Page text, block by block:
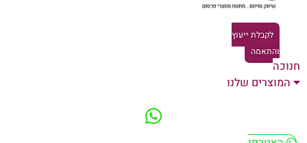
לקבלת ייעוץ
והתאמה
המוצרים שלנו